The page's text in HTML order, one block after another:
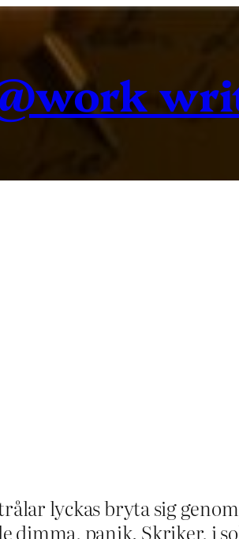
lyckas bryta sig
dimma, panik. Skriker, i